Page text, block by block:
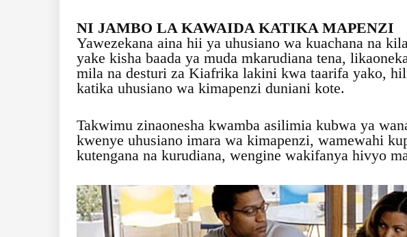
NI JAMBO LA KAWAIDA KATIKA MAPENZI
Yawezekana aina hii ya uhusiano wa kuachana na
yake kisha baada ya muda mkarudiana tena,
mila na desturi za Kiafrika lakini kwa taarifa yako,
katika uhusiano wa kimapenzi duniani kote.
Takwimu zinaonesha kwamba asilimia kubwa ya
kwenye uhusiano imara wa kimapenzi, wamewahi
kutengana na kurudiana, wengine wakifanya hivyo